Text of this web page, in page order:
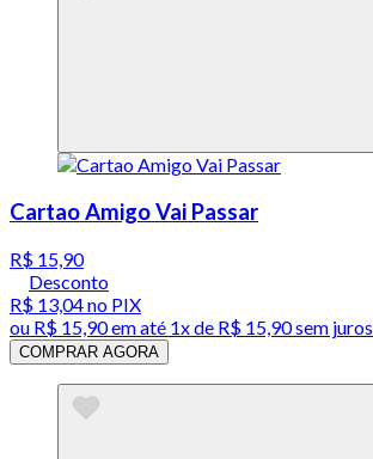
Cartao Amigo Vai Passar
R$ 15,90
Desconto
R$ 13,04no PIX
ou R$ 15,90em até 1x de R$ 15,90sem juros
COMPRAR AGORA